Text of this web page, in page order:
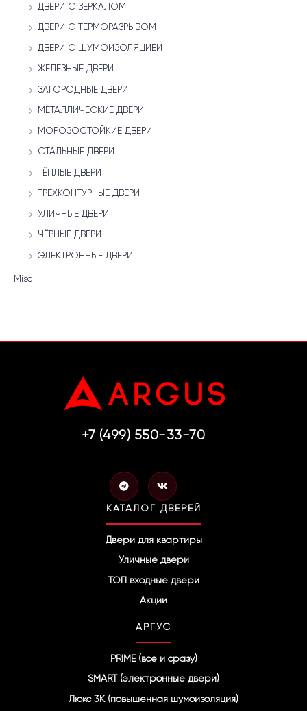
ДВЕРИ С ЗЕРКАЛОМ
ДВЕРИ С ТЕРМОРАЗРЫВОМ
ДВЕРИ С ШУМОИЗОЛЯЦИЕЙ
ЖЕЛЕЗНЫЕ ДВЕРИ
ЗАГОРОДНЫЕ ДВЕРИ
МЕТАЛЛИЧЕСКИЕ ДВЕРИ
МОРОЗОСТОЙКИЕ ДВЕРИ
СТАЛЬНЫЕ ДВЕРИ
ТЁПЛЫЕ ДВЕРИ
ТРЁХКОНТУРНЫЕ ДВЕРИ
УЛИЧНЫЕ ДВЕРИ
ЧЁРНЫЕ ДВЕРИ
ЭЛЕКТРОННЫЕ ДВЕРИ
Misc
+7 (499) 550-33-70
T
e
l
e
g
r
m
V
k
КАТАЛОГ ДВЕРЕЙ
Двери для квартиры
Уличные двери
ТОП входные двери
Акции
АРГУС
PRIME (все и сразу)
SMART (электронные двери)
Люкс 3К (повышенная шумоизоляция)